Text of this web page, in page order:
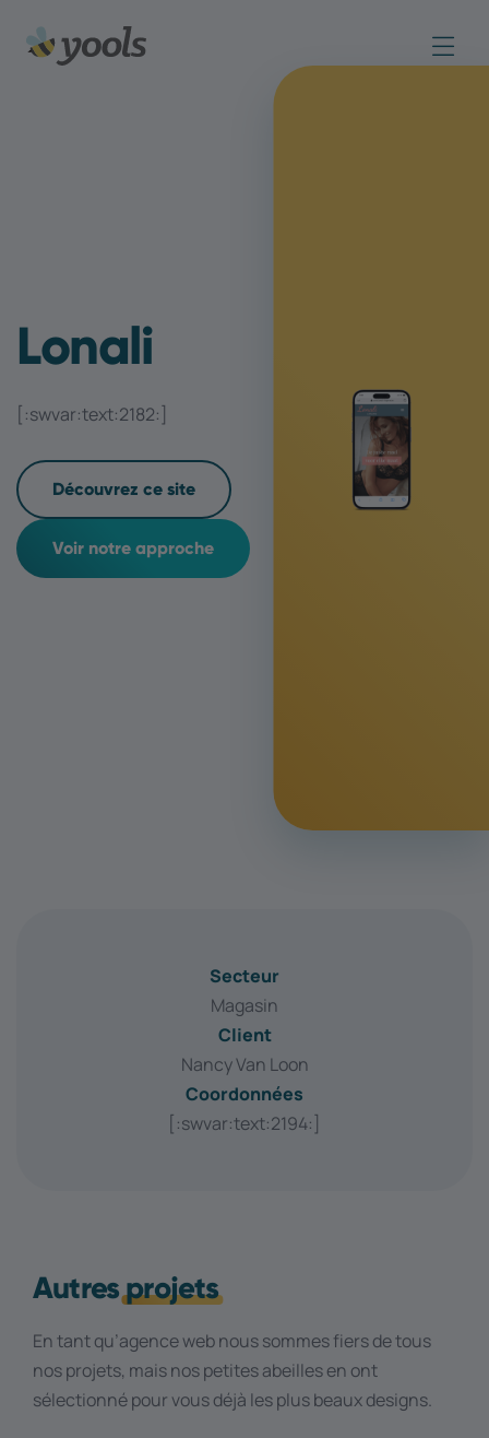
Lonali
[:swvar:text:2182:]
Découvrez ce site
Voir notre approche
Secteur
Magasin
Client
Nancy Van Loon
Coordonnées
[:swvar:text:2194:]
Autresprojets
En tant qu’agence web nous sommes fiers de tous
nos projets, mais nos petites abeilles en ont
sélectionné pour vous déjà les plus beaux designs.